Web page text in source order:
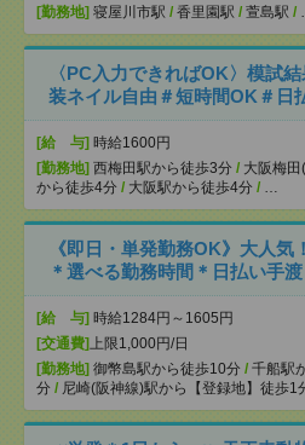
[勤務地] 寝屋川市駅 / 香里園駅 / 萱島駅 /
〈PC入力できればOK〉模試
装ネイル自由＃短時間OK＃日
[給 与] 時給1600円
[勤務地] 西梅田駅から徒歩3分 / 大阪梅
から徒歩4分 / 大阪駅から徒歩4分 / …
《即日・単発勤務OK》大人気
＊選べる勤務時間＊日払い手
[給 与] 時給1284円～1605円
[交通費] 上限1,000円/日
[勤務地] 御幣島駅から徒歩10分 / 千船駅
分 / 尼崎(阪神線)駅から【登録地】徒歩1